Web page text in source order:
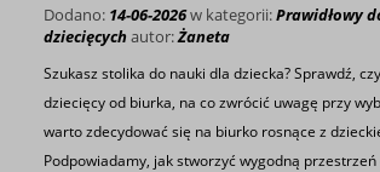
Dodano: 14-06-2026w kategorii:Prawidłowy
dziecięcych autor:Żaneta
Szukasz stolika do nauki dla dziecka? Sprawdź,
dziecięcy od biurka, na co zwrócić uwagę przy
warto zdecydować się na biurko rosnące z
Podpowiadamy, jak stworzyć wygodną przestrzeń